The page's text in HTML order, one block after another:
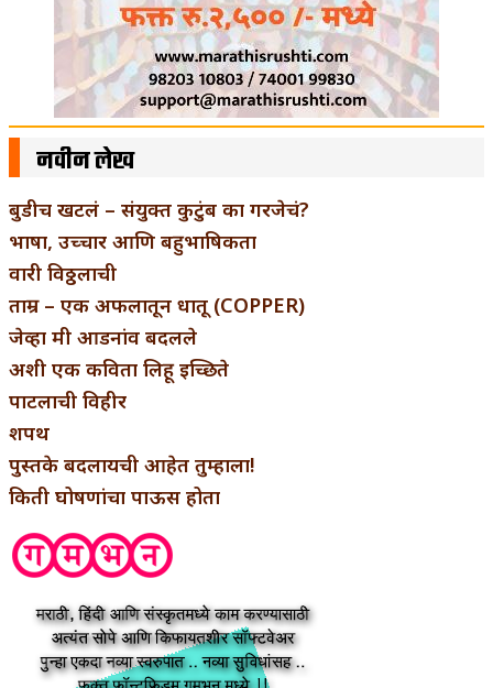
नवीन लेख
बुडीच खटलं – संयुक्त कुटुंब का गरजेचं?
भाषा, उच्चार आणि बहुभाषिकता
वारी विठ्ठलाची
ताम्र – एक अफलातून धातू (COPPER)
जेव्हा मी आडनांव बदलले
अशी एक कविता लिहू इच्छिते
पाटलाची विहीर
शपथ
पुस्तके बदलायची आहेत तुम्हाला!
किती घोषणांचा पाऊस होता